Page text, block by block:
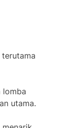
lomba
utama.